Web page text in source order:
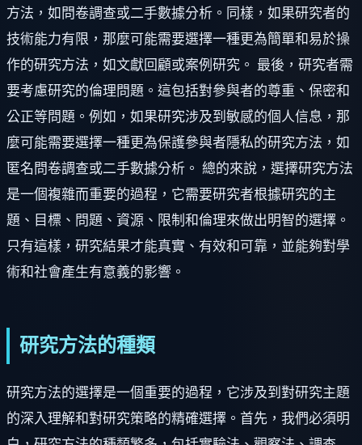
方法，如問卷調查或二手數據分析。同樣，如果研究者的
技術能力有限，那麼可能需要選擇一種更為簡單和易於操
作的研究方法，如文獻回顧或案例研究。 最後，研究者需
要考慮研究的倫理問題。這包括對參與者的尊重、保密和
公正等問題。例如，如果研究涉及到敏感的個人信息，那
麼可能需要選擇一種更為保護參與者隱私的研究方法，如
匿名問卷調查或二手數據分析。 總的來說，選擇研究方法
是一個複雜而重要的過程，它需要研究者根據研究的主
題、目標、問題、資源、限制和倫理來做出明智的選擇。
只有這樣，研究結果才能真實、有效和可靠，並能夠對學
術和社會產生有意義的影響。
研究方法的種類
研究方法的選擇是一個重要的過程，它涉及到對研究主題
的深入理解和對研究策略的精確選擇。首先，我們必須明